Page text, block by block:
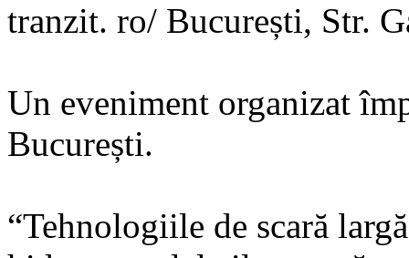
tranzit. ro/ București, Str.
Un eveniment organizat
București.
“Tehnologiile de scară